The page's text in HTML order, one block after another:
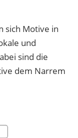
sich Motive in
und
sind die
dem Narrem